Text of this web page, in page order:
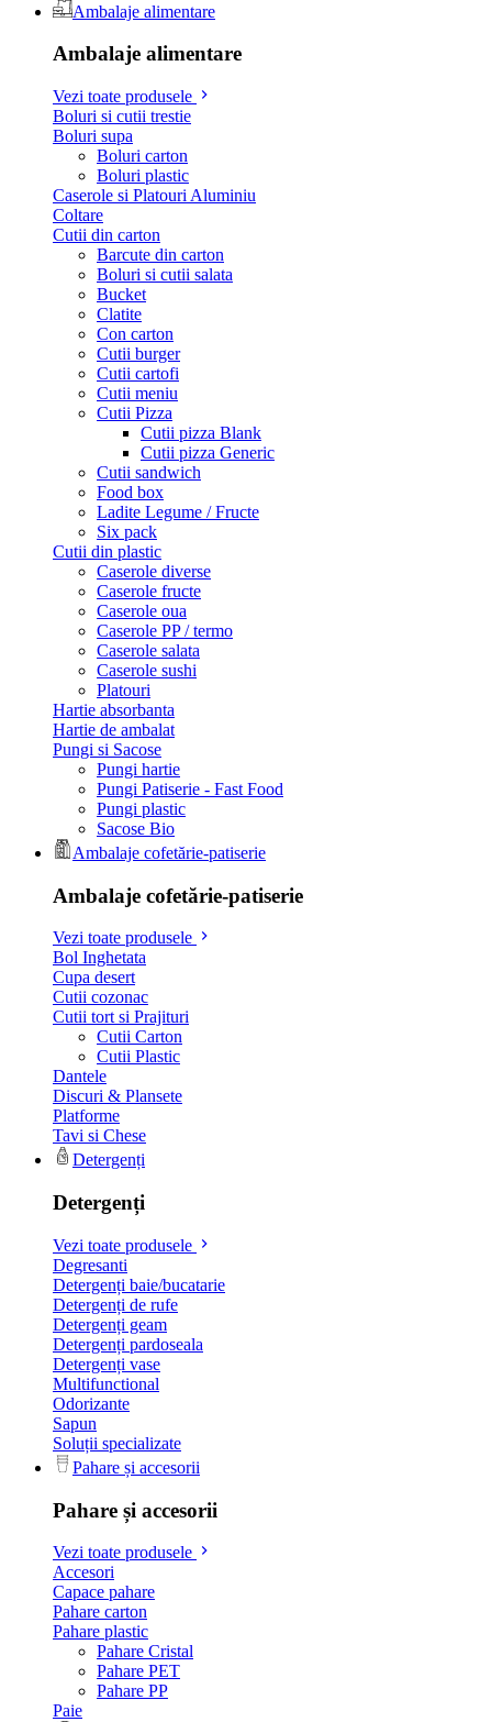
Ambalaje alimentare
Ambalaje alimentare
Vezi toate produsele
Boluri si cutii trestie
Boluri supa
Boluri carton
Boluri plastic
Caserole si Platouri Aluminiu
Coltare
Cutii din carton
Barcute din carton
Boluri si cutii salata
Bucket
Clatite
Con carton
Cutii burger
Cutii cartofi
Cutii meniu
Cutii Pizza
Cutii pizza Blank
Cutii pizza Generic
Cutii sandwich
Food box
Ladite Legume / Fructe
Six pack
Cutii din plastic
Caserole diverse
Caserole fructe
Caserole oua
Caserole PP / termo
Caserole salata
Caserole sushi
Platouri
Hartie absorbanta
Hartie de ambalat
Pungi si Sacose
Pungi hartie
Pungi Patiserie - Fast Food
Pungi plastic
Sacose Bio
Ambalaje cofetărie-patiserie
Ambalaje cofetărie-patiserie
Vezi toate produsele
Bol Inghetata
Cupa desert
Cutii cozonac
Cutii tort si Prajituri
Cutii Carton
Cutii Plastic
Dantele
Discuri & Plansete
Platforme
Tavi si Chese
Detergenți
Detergenți
Vezi toate produsele
Degresanti
Detergenți baie/bucatarie
Detergenți de rufe
Detergenți geam
Detergenți pardoseala
Detergenți vase
Multifunctional
Odorizante
Sapun
Soluții specializate
Pahare și accesorii
Pahare și accesorii
Vezi toate produsele
Accesori
Capace pahare
Pahare carton
Pahare plastic
Pahare Cristal
Pahare PET
Pahare PP
Paie